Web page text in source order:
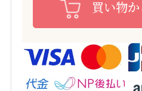
買い物